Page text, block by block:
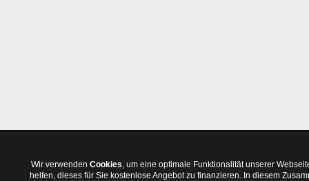
Wir verwenden Cookies, um eine optimale Funktionalität unserer
helfen, dieses für Sie kostenlose Angebot zu finanzieren. In diesem